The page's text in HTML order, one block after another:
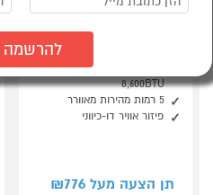
סמן להשוואה
מזגן עילי AMCOR INV
תפוקת קירור נומינלית
8,600BTU
5 רמות מהירות מאוורר
פיזור אוויר דו-כיווני
תן הצעה מעל ₪ 776